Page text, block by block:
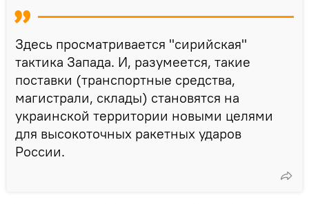
Здесь просматривается "сирийская"
тактика Запада. И, разумеется, такие
поставки (транспортные средства,
магистрали, склады) становятся на
украинской территории новыми целями
для высокоточных ракетных ударов
России.